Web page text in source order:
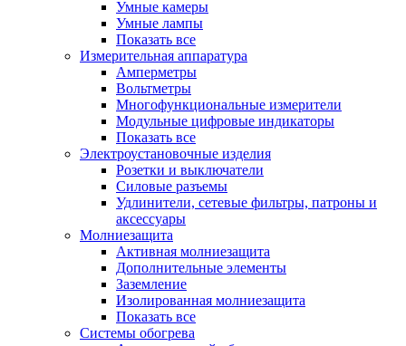
Умные камеры
Умные лампы
Показать все
Измерительная аппаратура
Амперметры
Вольтметры
Многофункциональные измерители
Модульные цифровые индикаторы
Показать все
Электроустановочные изделия
Розетки и выключатели
Силовые разъемы
Удлинители, сетевые фильтры, патроны и
аксессуары
Молниезащита
Активная молниезащита
Дополнительные элементы
Заземление
Изолированная молниезащита
Показать все
Системы обогрева